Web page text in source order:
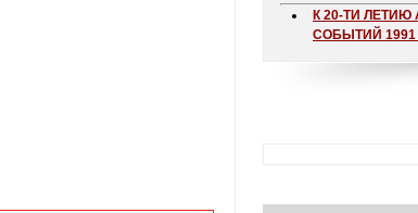
К 20-ТИ
СОБЫТИЙ 1991